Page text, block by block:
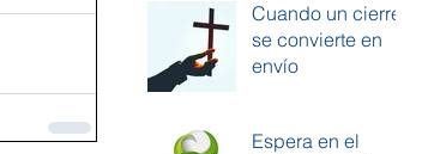
Cuando un cierre
se convierte en
envío
Espera en el